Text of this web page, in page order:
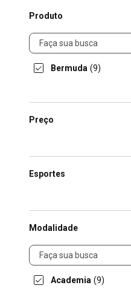
Produto
Produto
Bermuda (9)
Preço
Esportes
Modalidade
Modalidade
Academia (9)